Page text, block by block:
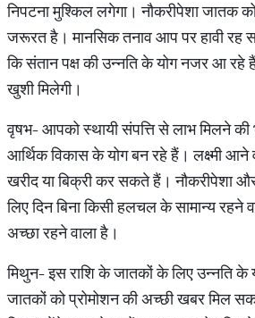
निपटना मुश्किल लगेगा। नौकरीपेशा जातक
जरूरत है। मानसिक तनाव आप पर हावी रह
कि संतान पक्ष की उन्नति के योग नजर आ
खुशी मिलेगी।
वृषभ- आपको स्थायी संपत्ति से लाभ मिलने की
आर्थिक विकास के योग बन रहे हैं। लक्ष्मी आने
खरीद या बिक्री कर सकते हैं। नौकरीपेशा
लिए दिन बिना किसी हलचल के सामान्य रहने
अच्छा रहने वाला है।
मिथुन- इस राशि के जातकों के लिए उन्नति के
जातकों को प्रोमोशन की अच्छी खबर मिल